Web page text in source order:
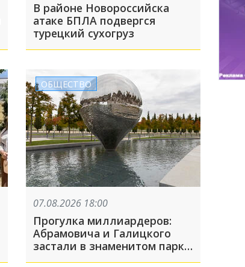
В районе Новороссийска
атаке БПЛА подвергся
турецкий сухогруз
ОБЩЕСТВО
07.08.2026 18:00
Прогулка миллиардеров:
Абрамовича и Галицкого
застали в знаменитом парке
Краснодара